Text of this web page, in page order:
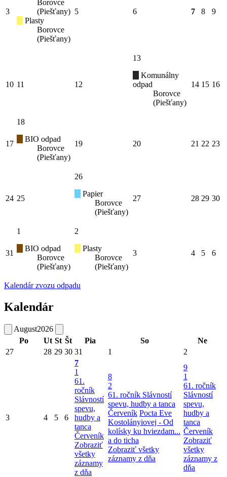
3
Borovce
(Piešťany)
Plasty
Borovce
(Piešťany)
5 6 7 8 9
10 11 12
13
Komunálny
odpad
Borovce
(Piešťany)
14 15 16
17
18
BIO odpad
Borovce
(Piešťany)
19 20 21 22 23
24 25
26
Papier
Borovce
(Piešťany)
27 28 29 30
31
1
BIO odpad
Borovce
(Piešťany)
2
Plasty
Borovce
(Piešťany)
3 4 5 6
Kalendár zvozu odpadu
Kalendár
August2026
Po
Ut St Št Pia So
Ne
27
28 29 30 31 1 2
3 4 5 6
7
1
61.
ročník
Slávností
spevu,
hudby a
tanca
Červeník
Zobraziť
všetky
záznamy
z dňa
8
2
61. ročník Slávností
spevu, hudby a tanca
Červeník Pocta Eve
Kostolányiovej - Od
kolísky ku hviezdam...
a do ticha
Zobraziť všetky
záznamy z dňa
9
1
61. ročník
Slávností
spevu,
hudby a
tanca
Červeník
Zobraziť
všetky
záznamy z
dňa